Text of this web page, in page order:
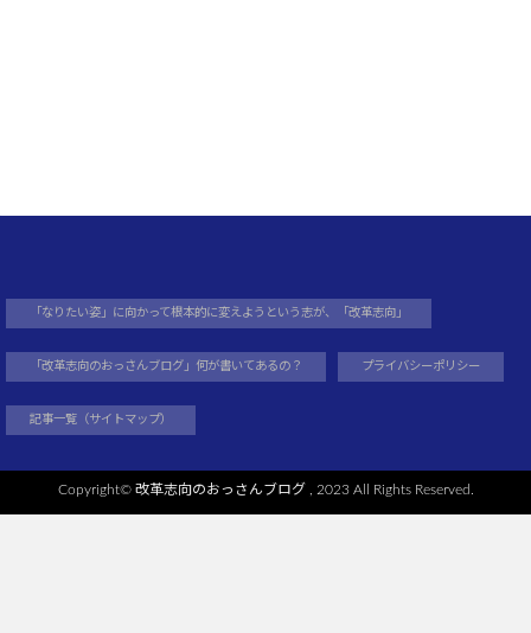
「なりたい姿」に向かって根本的に変えようという志が、「改革志向」
「改革志向のおっさんブログ」何が書いてあるの？ プライバシーポリシー
記事一覧（サイトマップ）
Copyright© 改革志向のおっさんブログ, 2023 All Rights Reserved.